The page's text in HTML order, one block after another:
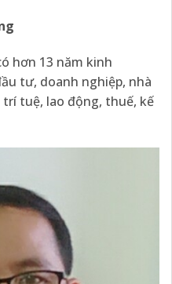
hơn 13 năm kinh
tư, doanh nghiệp, nhà
tuệ, lao động, thuế, kế